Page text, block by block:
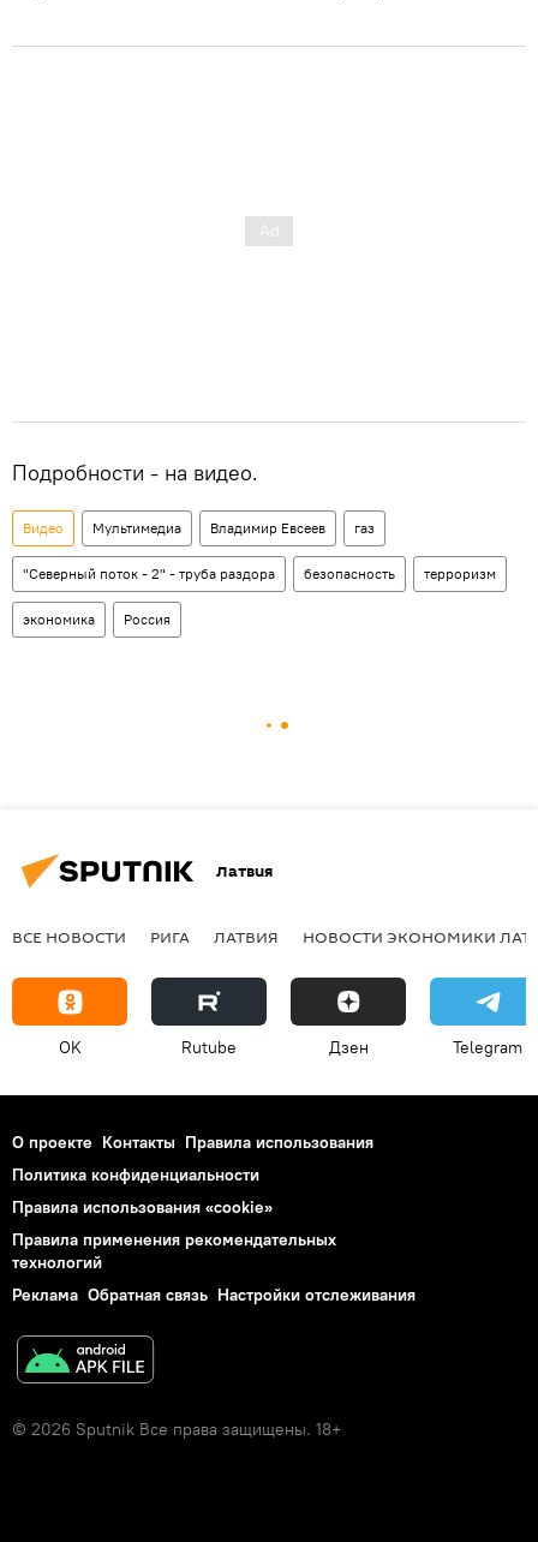
Подробности - на видео.
Видео Мультимедиа Владимир Евсеев газ
"Северный поток - 2" - труба раздора безопасность терроризм
экономика Россия
Латвия
ВСЕ НОВОСТИ РИГА ЛАТВИЯ НОВОСТИ ЭКОНОМИКИ
OK Rutube Дзен Telegram
О проекте Контакты Правила использования
Политика конфиденциальности
Правила использования «cookie»
Правила применения рекомендательных
технологий
Реклама Обратная связь Настройки отслеживания
© 2026 Sputnik Все права защищены. 18+